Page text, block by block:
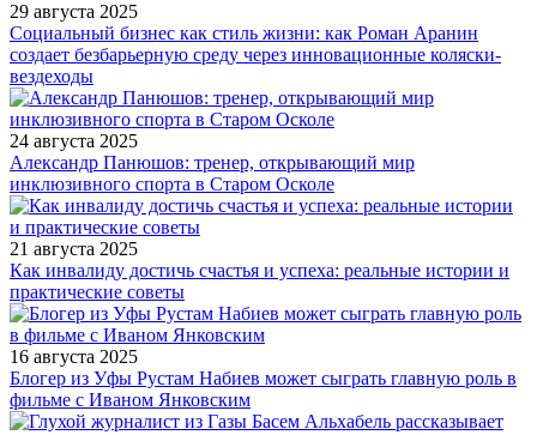
29 августа 2025
Социальный бизнес как стиль жизни: как Роман Аранин
создает безбарьерную среду через инновационные коляски-
вездеходы
24 августа 2025
Александр Панюшов: тренер, открывающий мир
инклюзивного спорта в Старом Осколе
21 августа 2025
Как инвалиду достичь счастья и успеха: реальные истории и
практические советы
16 августа 2025
Блогер из Уфы Рустам Набиев может сыграть главную роль в
фильме с Иваном Янковским